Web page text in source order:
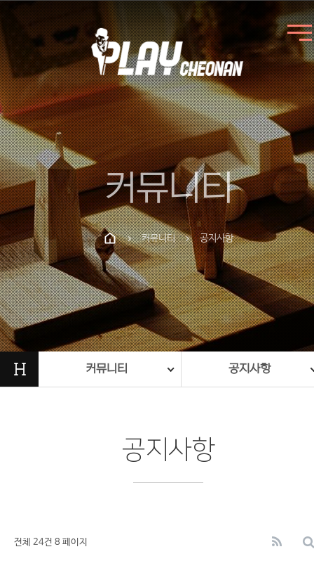
커뮤니티
chevron_right 커뮤니티 chevron_right 공지사항
H 커뮤니티 공지사항
공지사항
전체 24건 8 페이지